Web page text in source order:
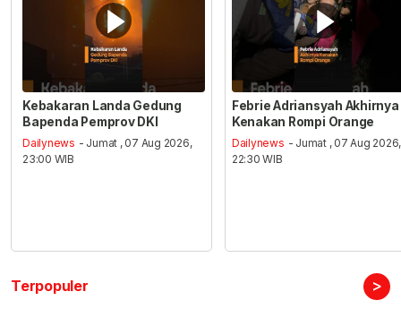
Kebakaran Landa Gedung
Bapenda Pemprov DKI
Dailynews - Jumat , 07 Aug 2026,
23:00 WIB
Febrie Adriansyah Akhirnya
Kenakan Rompi Orange
Dailynews - Jumat , 07 Aug 2026,
22:30 WIB
Terpopuler >